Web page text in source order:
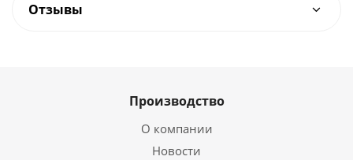
Отзывы
Производство
О компании
Новости